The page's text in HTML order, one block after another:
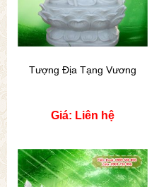
Tượng Địa Tạng Vương
Giá: Liên hệ